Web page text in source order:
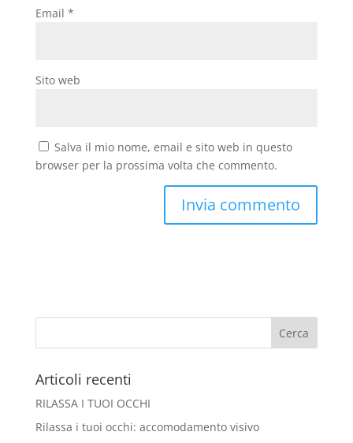
Email *
Sito web
Salva il mio nome, email e sito web in questo
browser per la prossima volta che commento.
Articoli recenti
RILASSA I TUOI OCCHI
Rilassa i tuoi occhi: accomodamento visivo